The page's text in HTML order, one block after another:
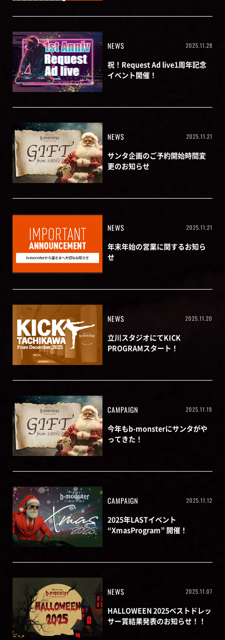
NEWS 2025.11.28
祝！Request Ad live1周年記念
イベント開催！
NEWS 2025.11.21
サンタ企画のご予約開始時間変
更のお知らせ
NEWS 2025.11.21
年末年始の営業に関するお知ら
せ
NEWS 2025.11.20
立川スタジオにてKICK
PROGRAMスタート！
CAMPAIGN 2025.11.19
今年もb-monsterにサンタがや
ってきた！
CAMPAIGN 2025.11.12
2025年LASTイベント
“XmasProgram” 開催！
NEWS 2025.11.07
HALLOWEEN 2025ベストドレッ
サー賞結果発表のお知らせ！！